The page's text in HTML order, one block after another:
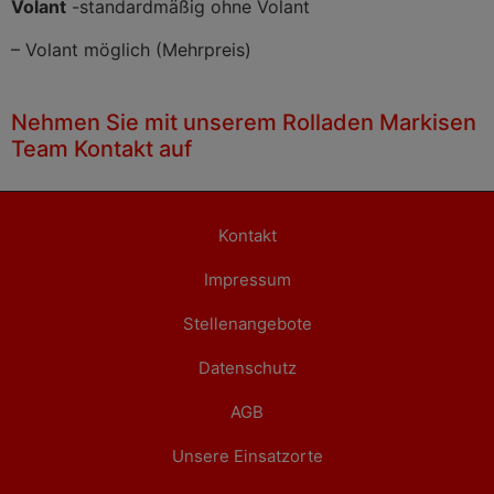
Volant -standardmäßig ohne Volant
– Volant möglich (Mehrpreis)
Nehmen Sie mit unserem Rolladen Markisen
Team Kontakt auf
Kontakt
Impressum
Stellenangebote
Datenschutz
AGB
Unsere Einsatzorte